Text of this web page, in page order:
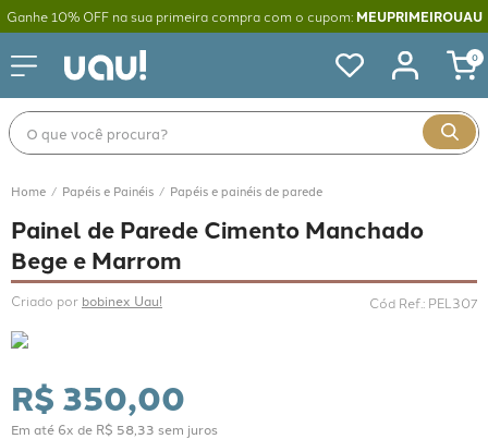
Ganhe 10% OFF na sua primeira compra com o cupom: MEUPRIMEIROUAU
0
O que você procura?
Papéis e Painéis Papéis e painéis de parede
Painel de Parede Cimento Manchado
Bege e Marrom
Criado por bobinex Uau! Cód Ref.: PEL307
R$ 350,00
Em até 6x de R$ 58 33 sem juros